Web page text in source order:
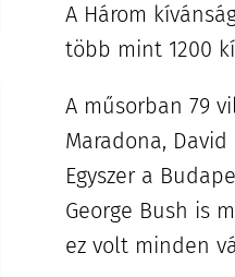
A Három
több mint 1200
A műsorban 79
Maradona,
Egyszer a
George Bush is
ez volt minden